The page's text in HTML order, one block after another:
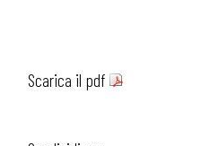
Scarica il pdf